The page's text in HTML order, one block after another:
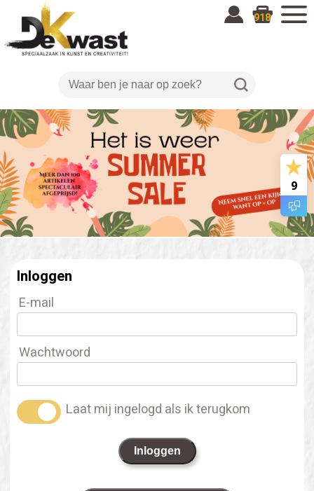
918
9
Inloggen
E-mail
Wachtwoord
Laat mij ingelogd als ik terugkom
Inloggen